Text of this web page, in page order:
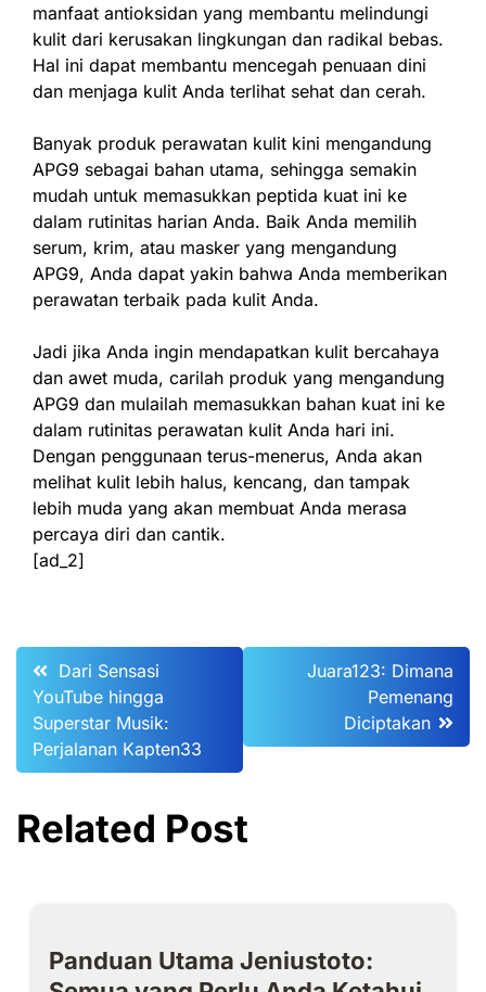
manfaat antioksidan yang membantu melindungi
kulit dari kerusakan lingkungan dan radikal bebas.
Hal ini dapat membantu mencegah penuaan dini
dan menjaga kulit Anda terlihat sehat dan cerah.
Banyak produk perawatan kulit kini mengandung
APG9 sebagai bahan utama, sehingga semakin
mudah untuk memasukkan peptida kuat ini ke
dalam rutinitas harian Anda. Baik Anda memilih
serum, krim, atau masker yang mengandung
APG9, Anda dapat yakin bahwa Anda memberikan
perawatan terbaik pada kulit Anda.
Jadi jika Anda ingin mendapatkan kulit bercahaya
dan awet muda, carilah produk yang mengandung
APG9 dan mulailah memasukkan bahan kuat ini ke
dalam rutinitas perawatan kulit Anda hari ini.
Dengan penggunaan terus-menerus, Anda akan
melihat kulit lebih halus, kencang, dan tampak
lebih muda yang akan membuat Anda merasa
percaya diri dan cantik.
[ad_2]
Post
navigation
Dari Sensasi
YouTube hingga
Superstar Musik:
Perjalanan Kapten33
Juara123: Dimana
Pemenang
Diciptakan
Related Post
Panduan Utama Jeniustoto: